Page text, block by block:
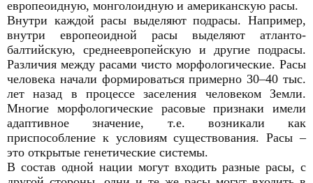
европеоидную, монголоидную и американскую расы.
Внутри каждой расы выделяют подрасы. Например,
внутри европеоидной расы выделяют атланто-
балтийскую, среднеевропейскую и другие подрасы.
Различия между расами чисто морфологические. Расы
человека начали формироваться примерно 30–40 тыс.
лет назад в процессе заселения человеком Земли.
Многие морфологические расовые признаки имели
адаптивное значение, т.е. возникали как
приспособление к условиям существования. Расы –
это открытые генетические системы.
В состав одной нации могут входить разные расы, с